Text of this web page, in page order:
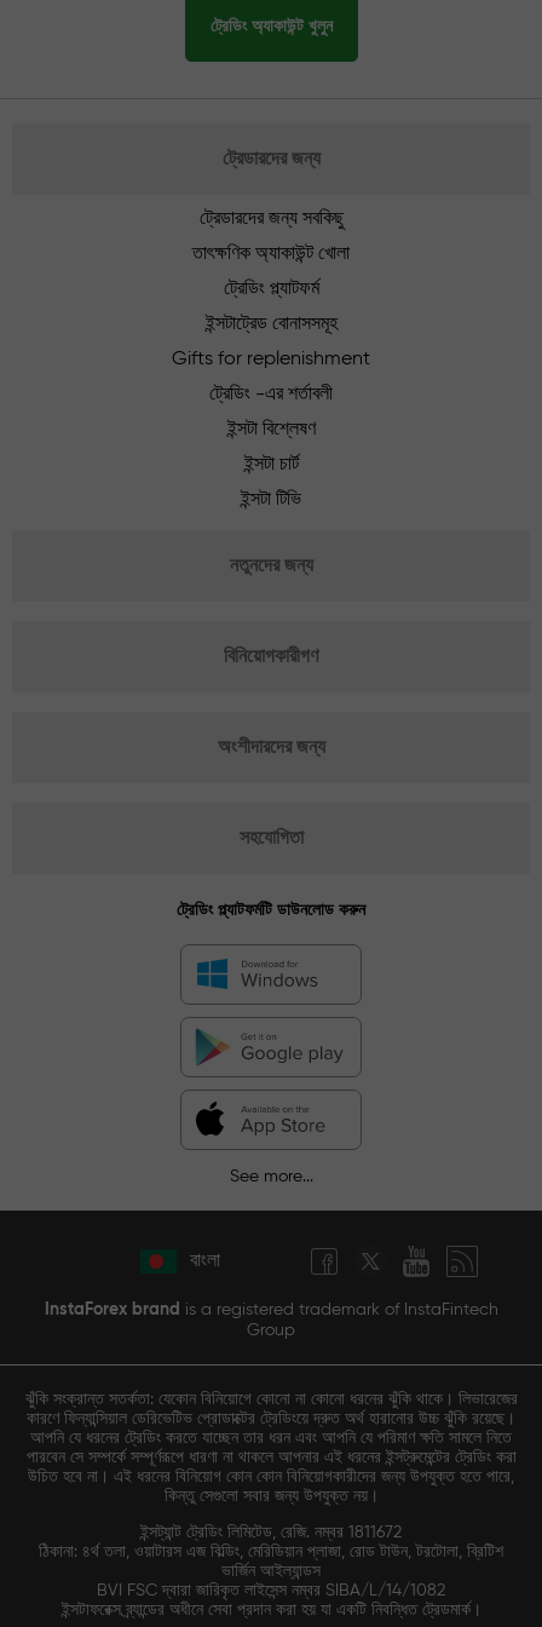
ট্রেডিং অ্যাকাউন্ট খুলুন
ট্রেডারদের জন্য
ট্রেডারদের জন্য সবকিছু
তাৎক্ষণিক অ্যাকাউন্ট খোলা
ট্রেডিং প্ল্যাটফর্ম
ইন্সটাট্রেড বোনাসসমূহ
Gifts for replenishment
ট্রেডিং -এর শর্তাবলী
ইন্সটা বিশ্লেষণ
ইন্সটা চার্ট
ইন্সটা টিভি
নতুনদের জন্য
বিনিয়োগকারীগণ
অংশীদারদের জন্য
সহযোগিতা
ট্রেডিং প্ল্যাটফর্মটি ডাউনলোড করুন
See more...
বাংলা
InstaForex brand is a registered trademark of InstaFintech
Group
ঝুঁকি সংক্রান্ত সতর্কতা: যেকোন বিনিয়োগে কোনো না কোনো ধরনের ঝুঁকি থাকে। লিভারেজের
কারণে ফিন্যান্সিয়াল ডেরিভেটিভ প্রোডাক্টের ট্রেডিংয়ে দ্রুত অর্থ হারানোর উচ্চ ঝুঁকি রয়েছে।
আপনি যে ধরনের ট্রেডিং করতে যাচ্ছেন তার ধরন এবং আপনি যে পরিমাণ ক্ষতি সামলে নিতে
পারবেন সে সম্পর্কে সম্পূর্ণরূপে ধারণা না থাকলে আপনার এই ধরনের ইন্সট্রুমেন্টের ট্রেডিং করা
উচিত হবে না। এই ধরনের বিনিয়োগ কোন কোন বিনিয়োগকারীদের জন্য উপযুক্ত হতে পারে,
কিন্তু সেগুলো সবার জন্য উপযুক্ত নয়।
ইন্সট্যান্ট ট্রেডিং লিমিটেড, রেজি. নম্বর 1811672
ঠিকানা: ৪র্থ তলা, ওয়াটারস এজ বিল্ডিং, মেরিডিয়ান প্লাজা, রোড টাউন, টরটোলা, ব্রিটিশ
ভার্জিন আইল্যান্ডস
BVI FSC দ্বারা জারিকৃত লাইসেন্স নম্বর SIBA/L/14/1082
ইন্সটাফরেক্স ব্র্যান্ডের অধীনে সেবা প্রদান করা হয় যা একটি নিবন্ধিত ট্রেডমার্ক।